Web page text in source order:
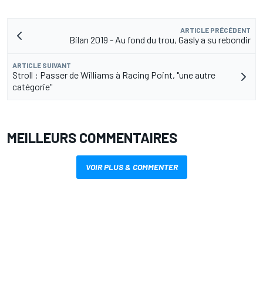
ARTICLE PRÉCÉDENT
Bilan 2019 - Au fond du trou, Gasly a su rebondir
ARTICLE SUIVANT
Stroll : Passer de Williams à Racing Point, "une autre
catégorie"
MEILLEURS COMMENTAIRES
VOIR PLUS & COMMENTER